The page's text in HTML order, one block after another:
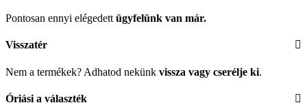
Pontosan ennyi elégedett ügyfelünk van már.
Visszatér
Nem a termékek? Adhatod nekünk vissza vagy cserélje ki.
Óriási a választék